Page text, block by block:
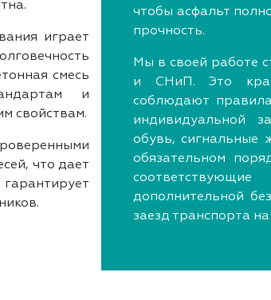
играет
смесь
и
свойствам.
что дает
чтобы асфальт
прочность.
Мы в своей работе
и СНиП. Это
соблюдают
индивидуальной
обувь, сигнальные
обязательном
дополнительной
заезд транспорта